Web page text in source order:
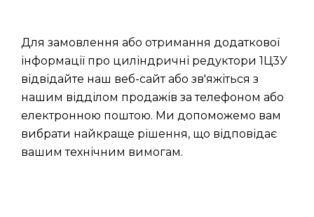
Для замовлення або отримання додаткової
інформації про циліндричні редуктори 1Ц3У
відвідайте наш веб-сайт або зв'яжіться з
нашим відділом продажів за телефоном або
електронною поштою. Ми допоможемо вам
вибрати найкраще рішення, що відповідає
вашим технічним вимогам.